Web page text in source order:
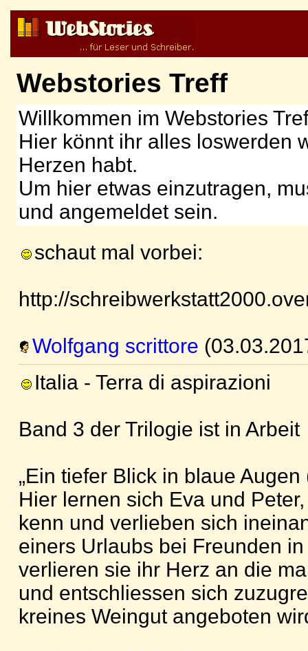
Webstories Treff
Willkommen im Webstories
Hier könnt ihr alles loswerden
Herzen habt.
Um hier etwas einzutragen,
und angemeldet sein.
schaut mal vorbei:
http://
Wolfgang scrittore
Italia - Terra di aspirazioni
Band 3 der Trilogie ist in Arbeit
„Ein tiefer Blick in blaue Augen
Hier lernen sich Eva und
kenn und verlieben sich
einers Urlaubs bei Freunden
verlieren sie ihr Herz an die
und entschliessen sich
kreines Weingut angeboten